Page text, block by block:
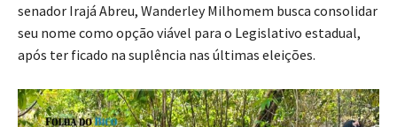
senador Irajá Abreu, Wanderley Milhomem busca consolidar
seu nome como opção viável para o Legislativo estadual,
após ter ficado na suplência nas últimas eleições.